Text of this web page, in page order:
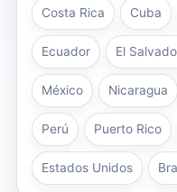
Costa Rica Cuba
Ecuador El
México Nicaragua
Perú Puerto Rico
Estados Unidos